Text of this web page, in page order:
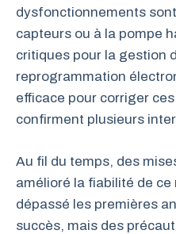
dysfonctionnements
capteurs ou à la pompe
critiques pour la gestion
reprogrammation
efficace pour corriger
confirment plusieurs
Au fil du temps, des
amélioré la fiabilité de ce
dépassé les premières
succès, mais des